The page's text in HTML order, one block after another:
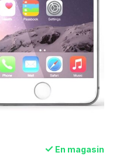
En magasin